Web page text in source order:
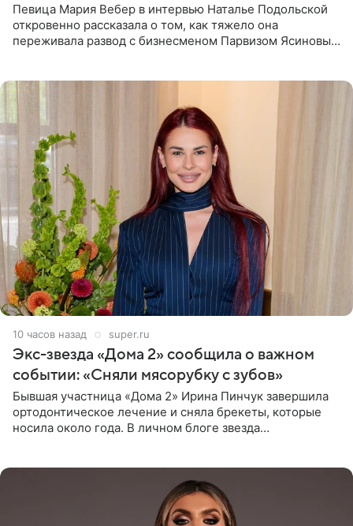
Певица Мария Вебер в интервью Наталье Подольской
откровенно рассказала о том, как тяжело она
переживала развод с бизнесменом Парвизом Ясиновым.
10 часов назад super.ru
Экс-звезда «Дома 2» сообщила о важном
событии: «Сняли мясорубку с зубов»
Бывшая участница «Дома 2» Ирина Пинчук завершила
ортодонтическое лечение и сняла брекеты, которые
носила около года. В личном блоге звезда